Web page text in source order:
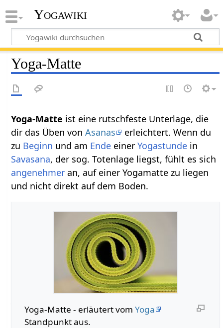
Yogawiki
Yoga-Matte
Yoga-Matte ist eine rutschfeste Unterlage, die
dir das Üben vonAsanas
erleichtert. Wenn du
zu Beginn und am Ende einerYogastunde in
Savasana, der sog. Totenlage liegst, fühlt es sich
angenehmer an, auf einer Yogamatte zu liegen
und nicht direkt auf dem Boden.
Yoga-Matte - erläutert vom Yoga
Standpunkt aus.